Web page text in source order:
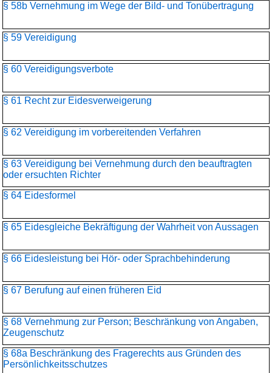
§ 58b Vernehmung im Wege der Bild- und Tonübertragung
§ 59 Vereidigung
§ 60 Vereidigungsverbote
§ 61 Recht zur Eidesverweigerung
§ 62 Vereidigung im vorbereitenden Verfahren
§ 63 Vereidigung bei Vernehmung durch den beauftragten
oder ersuchten Richter
§ 64 Eidesformel
§ 65 Eidesgleiche Bekräftigung der Wahrheit von Aussagen
§ 66 Eidesleistung bei Hör- oder Sprachbehinderung
§ 67 Berufung auf einen früheren Eid
§ 68 Vernehmung zur Person; Beschränkung von Angaben,
Zeugenschutz
§ 68a Beschränkung des Fragerechts aus Gründen des
Persönlichkeitsschutzes